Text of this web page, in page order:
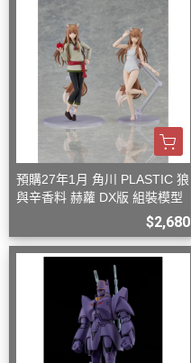
預購27年1月 角川 PLASTIC 狼
與辛香料 赫蘿 DX版 組裝模型
$2,680